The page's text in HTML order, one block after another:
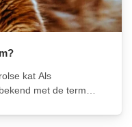
kat Als
met de term
maakt.